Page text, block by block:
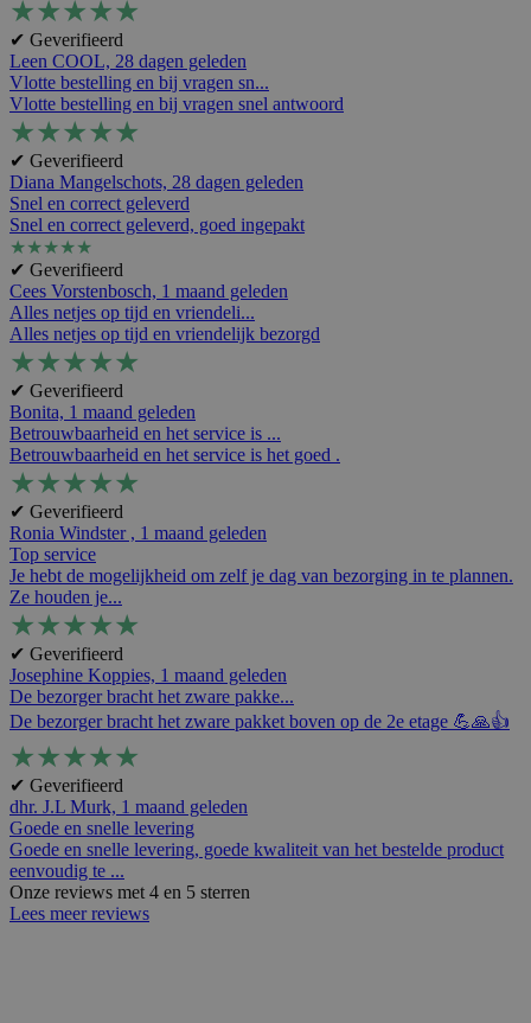
★★★★★
✔ Geverifieerd
Leen COOL, 28 dagen geleden
Vlotte bestelling en bij vragen sn...
Vlotte bestelling en bij vragen snel antwoord
★★★★★
✔ Geverifieerd
Diana Mangelschots, 28 dagen geleden
Snel en correct geleverd
Snel en correct geleverd, goed ingepakt
★★★★★
✔ Geverifieerd
Cees Vorstenbosch, 1 maand geleden
Alles netjes op tijd en vriendeli...
Alles netjes op tijd en vriendelijk bezorgd
★★★★★
✔ Geverifieerd
Bonita, 1 maand geleden
Betrouwbaarheid en het service is ...
Betrouwbaarheid en het service is het goed .
★★★★★
✔ Geverifieerd
Ronia Windster , 1 maand geleden
Top service
Je hebt de mogelijkheid om zelf je dag van bezorging in te plannen.
Ze houden je...
★★★★★
✔ Geverifieerd
Josephine Koppies, 1 maand geleden
De bezorger bracht het zware pakke...
De bezorger bracht het zware pakket boven op de 2e etage 💪🙏👍
★★★★★
✔ Geverifieerd
dhr. J.L Murk, 1 maand geleden
Goede en snelle levering
Goede en snelle levering, goede kwaliteit van het bestelde product
eenvoudig te ...
Onze reviews met 4 en 5 sterren
Lees meer reviews